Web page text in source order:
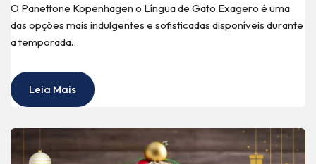
O Panettone Kopenhagen o Língua de Gato Exagero é uma
das opções mais indulgentes e sofisticadas disponíveis durante
a temporada…
Leia Mais